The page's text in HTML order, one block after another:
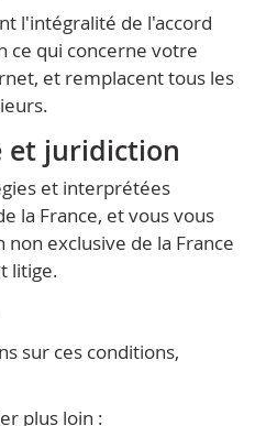
l'intégralité de l'accord
ce qui concerne votre
et remplacent tous les
et juridiction
et interprétées
la France, et vous vous
exclusive de la France
litige.
sur ces conditions,
plus loin :